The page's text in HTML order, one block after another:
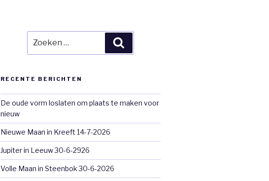
naar:
RECENTE BERICHTEN
De oude vorm loslaten om plaats te maken voor
nieuw
Nieuwe Maan in Kreeft 14-7-2026
Jupiter in Leeuw 30-6-2926
Volle Maan in Steenbok 30-6-2026